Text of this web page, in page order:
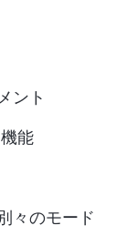
ント
能
々のモード